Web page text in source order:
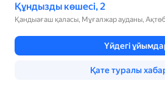
Құндызды көшесі, 2
Қандыағаш қаласы, Мұғалжар ауданы,
Үйдегі
Қате туралы